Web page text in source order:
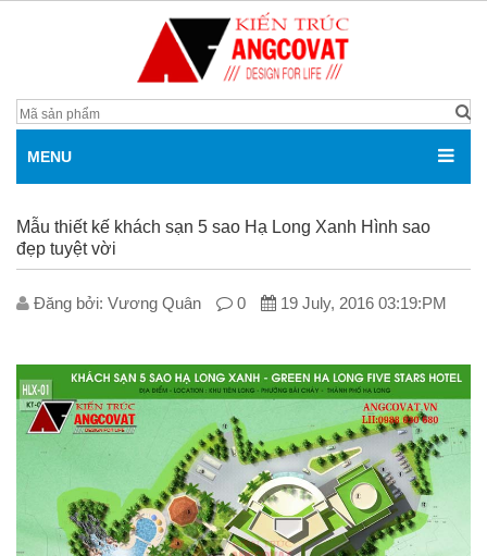
MENU
Mẫu thiết kế khách sạn 5 sao Hạ Long Xanh Hình sao
đẹp tuyệt vời
Đăng bởi: V­ương Quân 0 19 July, 2016 03:19:PM